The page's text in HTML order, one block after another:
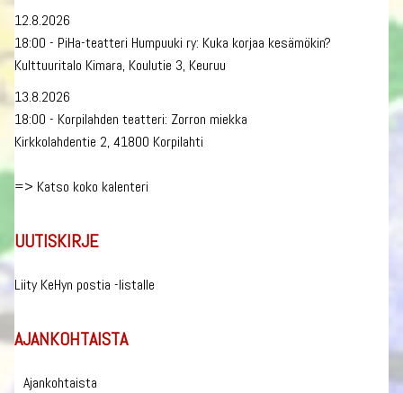
12.8.2026
18:00 - PiHa-teatteri Humpuuki ry: Kuka korjaa kesämökin?
Kulttuuritalo Kimara, Koulutie 3, Keuruu
13.8.2026
18:00 - Korpilahden teatteri: Zorron miekka
Kirkkolahdentie 2, 41800 Korpilahti
=> Katso koko kalenteri
UUTISKIRJE
Liity KeHyn postia -listalle
AJANKOHTAISTA
Ajankohtaista